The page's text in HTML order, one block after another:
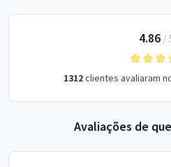
4.86/
1312clientes avaliaram
Avaliações de